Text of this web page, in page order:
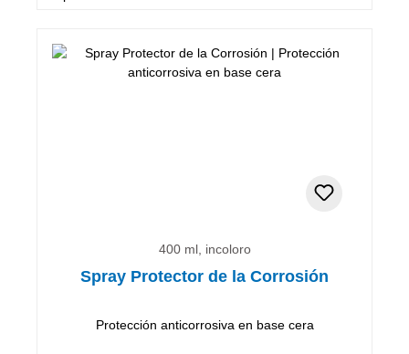
400 ml, incoloro
Spray Protector de la Corrosión
Protección anticorrosiva en base cera